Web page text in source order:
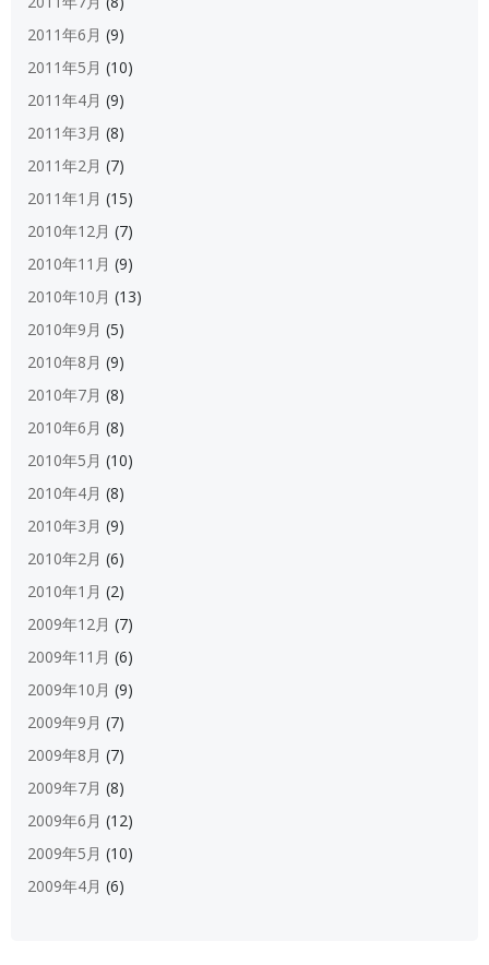
2011年6月 (9)
2011年5月 (10)
2011年4月 (9)
2011年3月 (8)
2011年2月 (7)
2011年1月 (15)
2010年12月 (7)
2010年11月 (9)
2010年10月 (13)
2010年9月 (5)
2010年8月 (9)
2010年7月 (8)
2010年6月 (8)
2010年5月 (10)
2010年4月 (8)
2010年3月 (9)
2010年2月 (6)
2010年1月 (2)
2009年12月 (7)
2009年11月 (6)
2009年10月 (9)
2009年9月 (7)
2009年8月 (7)
2009年7月 (8)
2009年6月 (12)
2009年5月 (10)
2009年4月 (6)